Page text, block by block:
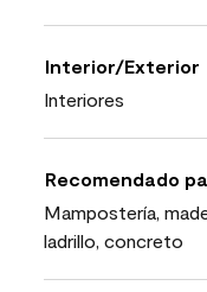
Interior/Exterior
Interiores
Recomendado
Mampostería,
ladrillo, concreto